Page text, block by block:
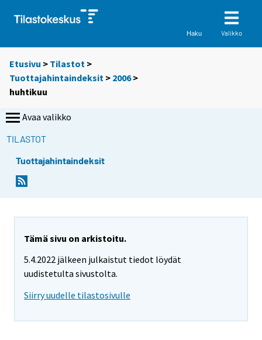
Haku Valikko
Etusivu > Tilastot >
Tuottajahintaindeksit > 2006>
huhtikuu
Avaa valikko
TILASTOT
Tuottajahintaindeksit
Tämä sivu on arkistoitu.
5.4.2022 jälkeen julkaistut tiedot löydät
uudistetulta sivustolta.
Siirry uudelle tilastosivulle